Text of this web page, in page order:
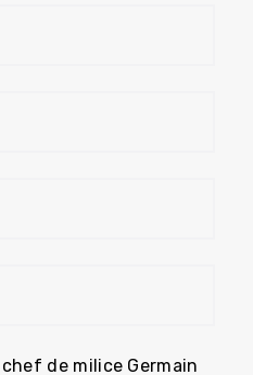
de milice Germain